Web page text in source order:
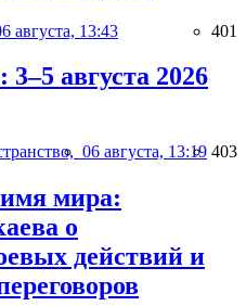
августа, 13:43 401
августа 2026
06 августа, 13:19 403
мира:
о
действий и